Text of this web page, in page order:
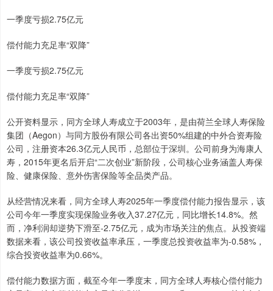
一季度亏损2.75亿元
偿付能力充足率“双降”
一季度亏损2.75亿元
偿付能力充足率“双降”
公开资料显示，同方全球人寿成立于2003年，是由荷兰全球人寿保险
集团（Aegon）与同方股份有限公司各出资50%组建的中外合资寿险
公司，注册资本26.3亿元人民币，总部位于深圳。公司前身为海康人
寿，2015年更名后开启“二次创业”新阶段，公司核心业务涵盖人寿保
险、健康保险、意外伤害保险等全品类产品。
从经营情况来看，同方全球人寿2025年一季度偿付能力报告显示，该
公司今年一季度实现保险业务收入37.27亿元，同比增长14.8%。然
而，净利润却逆势下滑至-2.75亿元，成为市场关注的焦点。从投资端
数据来看，该公司投资收益率承压，一季度总投资收益率为-0.58%，
综合投资收益率为0.66%。
偿付能力数据方面，截至今年一季度末，同方全球人寿核心偿付能力